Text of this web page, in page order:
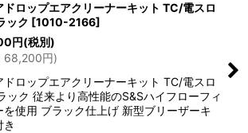
ドロップエアクリーナーキット TC/電スロ
ック [1010-2166]
円(税別)
68,200円)
ドロップエアクリーナーキット TC/電スロ
ック 従来より高性能のS&Sハイフローフィ
を使用 ブラック仕上げ 新型ブリーザーキ
き